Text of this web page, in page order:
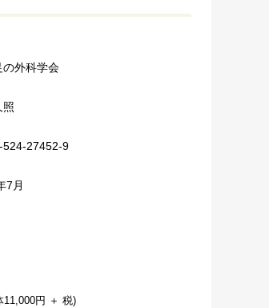
の外科学会
照
524-27452-9
7月
11,000円 ＋ 税)